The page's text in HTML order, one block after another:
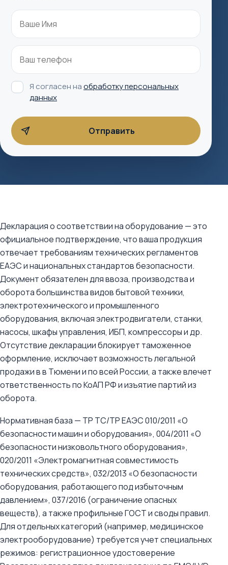
Я согласен наобработку персональных
данных
Декларация о соответствии на оборудование — это
официальное подтверждение, что ваша продукция
отвечает требованиям технических регламентов
ЕАЭС и национальных стандартов безопасности.
Документ обязателен для ввоза, производства и
оборота большинства видов бытовой техники,
электротехнического и промышленного
оборудования, включая электродвигатели, станки,
насосы, шкафы управления, ИБП, компрессоры и др.
Отсутствие декларации блокирует таможенное
оформление, исключает возможность легальной
продажи в в Тюмени и по всей России, а также влечет
ответственность по КоАП РФ и изъятие партий из
оборота.
Нормативная база — ТР ТС/ТР ЕАЭС 010/2011 «О
безопасности машин и оборудования», 004/2011 «О
безопасности низковольтного оборудования»,
020/2011 «Электромагнитная совместимость
технических средств», 032/2013 «О безопасности
оборудования, работающего под избыточным
давлением», 037/2016 (ограничение опасных
веществ), а также профильные ГОСТ и своды правил.
Для отдельных категорий (например, медицинское
электрооборудование) требуется учет специальных
режимов: регистрационное удостоверение